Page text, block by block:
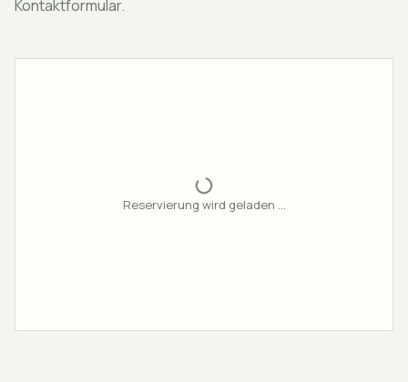
Kontaktformular.
Reservierung wird geladen …